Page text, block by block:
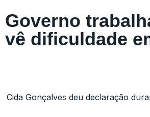
Governo
vê dificuldade
Cida Gonçalves deu declaração